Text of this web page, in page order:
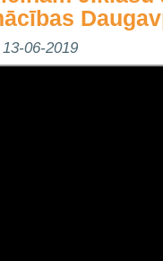
13-06-2019